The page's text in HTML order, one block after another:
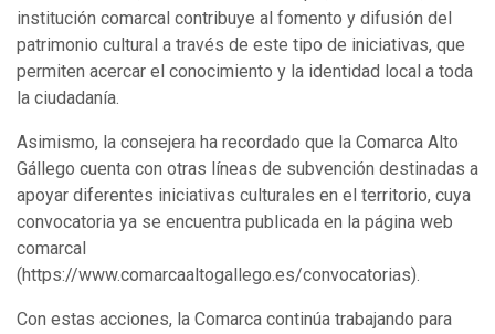
institución comarcal contribuye al fomento y difusión del
patrimonio cultural a través de este tipo de iniciativas, que
permiten acercar el conocimiento y la identidad local a toda
la ciudadanía.
Asimismo, la consejera ha recordado que la Comarca Alto
Gállego cuenta con otras líneas de subvención destinadas a
apoyar diferentes iniciativas culturales en el territorio, cuya
convocatoria ya se encuentra publicada en la página web
comarcal
(https://www.comarcaaltogallego.es/convocatorias).
Con estas acciones, la Comarca continúa trabajando para